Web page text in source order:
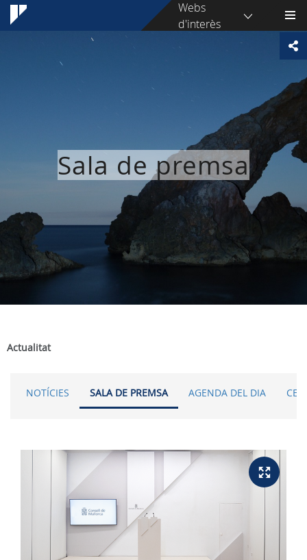
Webs
d'interès
Sala de premsa
Actualitat
NOTÍCIES SALA DE PREMSA AGENDA DEL DIA